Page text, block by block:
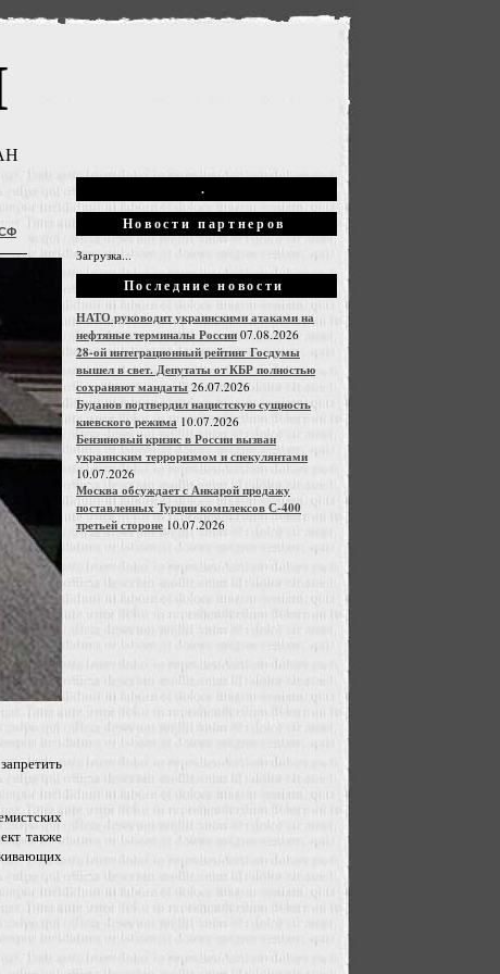
также
.
Новости партнеров
Загрузка...
Последние новости
НАТО руководит украинскими атаками на
нефтяные терминалы России 07.08.2026
28-ой интеграционный рейтинг Госдумы
вышел в свет. Депутаты от КБР полностью
сохраняют мандаты 26.07.2026
Буданов подтвердил нацистскую сущность
киевского режима 10.07.2026
Бензиновый кризис в России вызван
украинским терроризмом и спекулянтами
10.07.2026
Москва обсуждает с Анкарой продажу
поставленных Турции комплексов С-400
третьей стороне 10.07.2026